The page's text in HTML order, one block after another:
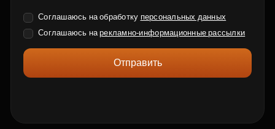
Соглашаюсь на обработку персональных данных
Соглашаюсь нарекламно-информационные рассылки
Отправить